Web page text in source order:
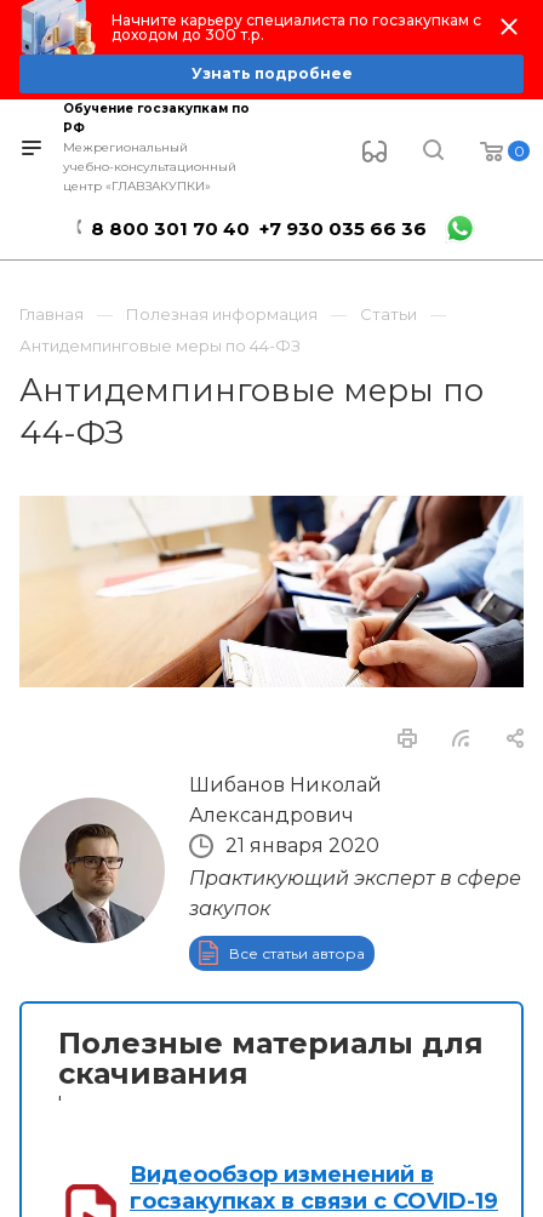
Начните карьеру специалиста по госзакупкам с
доходом до 300 т.р.
Узнать подробнее
Обучение госзакупкам по
РФ
Межрегиональный
учебно-консультационный
центр «ГЛАВЗАКУПКИ»
0
8 800 301 70 40 +7 930 035 66 36
Главная Полезная информация
Статьи
Антидемпинговые меры по 44-ФЗ
Антидемпинговые меры по
44-ФЗ
Шибанов Николай
Александрович
21 января 2020
Практикующий эксперт в сфере
закупок
Все статьи автора
Полезные материалы для
скачивания
'
Видеообзор изменений в
госзакупках в связи с COVID-19